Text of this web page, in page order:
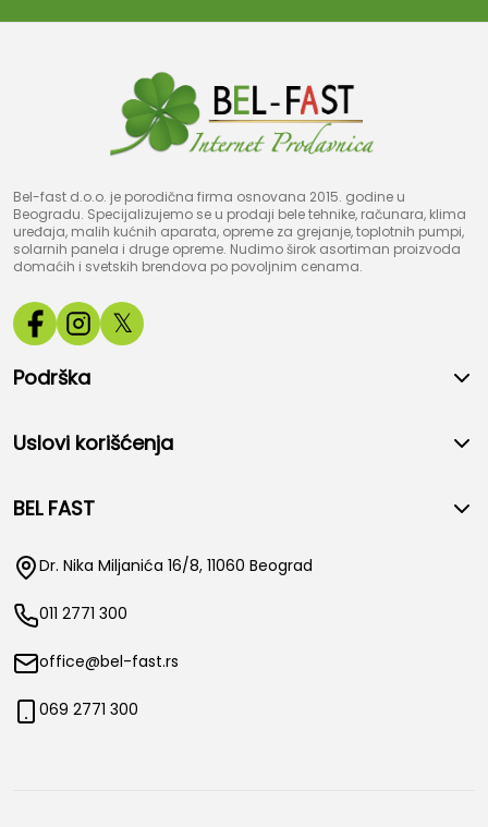
Bel-fast d.o.o. je porodična firma osnovana 2015. godine u
Beogradu. Specijalizujemo se u prodaji bele tehnike, računara, klima
uređaja, malih kućnih aparata, opreme za grejanje, toplotnih pumpi,
solarnih panela i druge opreme. Nudimo širok asortiman proizvoda
domaćih i svetskih brendova po povoljnim cenama.
𝕏
Podrška
Uslovi korišćenja
BEL FAST
Dr. Nika Miljanića 16/8, 11060 Beograd
011 2771 300
office@bel-fast.rs
069 2771 300